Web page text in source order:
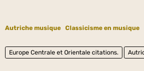
Autriche musique Classicisme en musique
Europe Centrale et Orientale citations.